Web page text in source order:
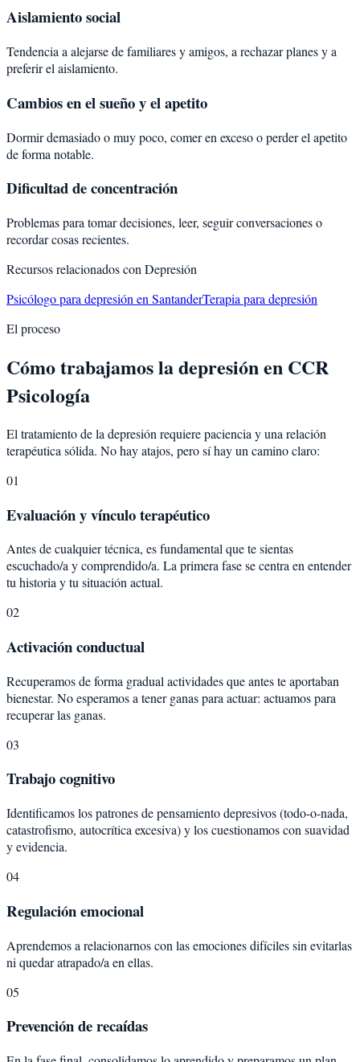
Aislamiento social
Tendencia a alejarse de familiares y amigos, a rechazar planes y a
preferir el aislamiento.
Cambios en el sueño y el apetito
Dormir demasiado o muy poco, comer en exceso o perder el apetito
de forma notable.
Dificultad de concentración
Problemas para tomar decisiones, leer, seguir conversaciones o
recordar cosas recientes.
Recursos relacionados con Depresión
Psicólogo para depresión en SantanderTerapia para depresión
El proceso
Cómo trabajamos la depresión en CCR
Psicología
El tratamiento de la depresión requiere paciencia y una relación
terapéutica sólida. No hay atajos, pero sí hay un camino claro:
01
Evaluación y vínculo terapéutico
Antes de cualquier técnica, es fundamental que te sientas
escuchado/a y comprendido/a. La primera fase se centra en entender
tu historia y tu situación actual.
02
Activación conductual
Recuperamos de forma gradual actividades que antes te aportaban
bienestar. No esperamos a tener ganas para actuar: actuamos para
recuperar las ganas.
03
Trabajo cognitivo
Identificamos los patrones de pensamiento depresivos (todo-o-nada,
catastrofismo, autocrítica excesiva) y los cuestionamos con suavidad
y evidencia.
04
Regulación emocional
Aprendemos a relacionarnos con las emociones difíciles sin evitarlas
ni quedar atrapado/a en ellas.
05
Prevención de recaídas